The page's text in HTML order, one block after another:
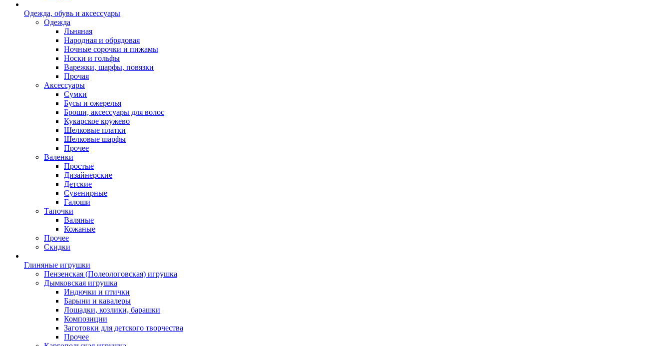
Одежда, обувь и аксессуары
Одежда
Льняная
Народная и обрядовая
Ночные сорочки и пижамы
Носки и гольфы
Варежки, шарфы, повязки
Прочая
Аксессуары
Сумки
Бусы и ожерелья
Броши, аксессуары для волос
Кукарское кружево
Шелковые платки
Шелковые шарфы
Прочее
Валенки
Простые
Дизайнерские
Детские
Сувенирные
Галоши
Тапочки
Валяные
Кожаные
Прочее
Скидки
Глиняные игрушки
Пензенская (Полеологовская) игрушка
Дымковская игрушка
Индючки и птички
Барыни и кавалеры
Лошадки, козлики, барашки
Композиции
Заготовки для детского творчества
Прочее